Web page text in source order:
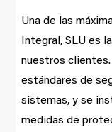
Una de las
Integral, SLU es
nuestros
estándares de
sistemas, y se
medidas de